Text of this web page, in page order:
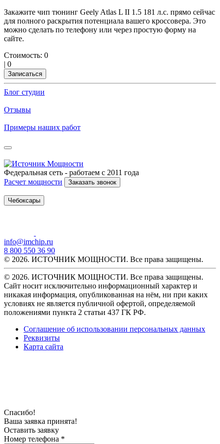
Закажите чип тюнинг Geely Atlas L II 1.5 181 л.с. прямо сейчас
для полного раскрытия потенциала вашего кроссовера. Это
можно сделать по телефону или через простую форму на
сайте.
Стоимость: 0
| 0
Записаться
Блог студии
Отзывы
Примеры наших работ
Федеральная сеть - работаем с 2011 года
Расчет мощности
Заказать звонок
Чебоксары
info@imchip.ru
8 800 550 36 90
© 2026. ИСТОЧНИК МОЩНОСТИ. Все права защищены.
© 2026. ИСТОЧНИК МОЩНОСТИ. Все права защищены.
Сайт носит исключительно информационный характер и
никакая информация, опубликованная на нём, ни при каких
условиях не является публичной офертой, определяемой
положениями пункта 2 статьи 437 ГК РФ.
Соглашение об использовании персональных данных
Реквизиты
Карта сайта
Спасибо!
Ваша заявка принята!
Оставить заявку
Номер телефона *